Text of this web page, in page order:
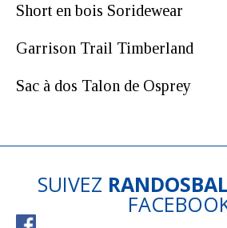
Short en bois Soridewear
Garrison Trail Timberland
Sac à dos Talon de Osprey
SUIVEZ